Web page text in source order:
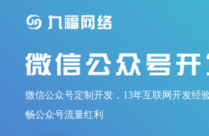
微信公众号定制开发，13年互联网开发经
畅公众号流量红利